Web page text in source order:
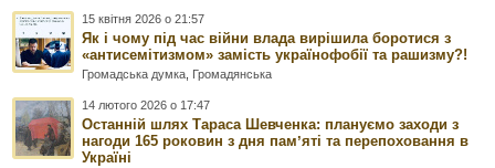
15 квітня 2026 о 21:57
Як і чому під час війни влада вирішила боротися з
«антисемітизмом» замість українофобії та рашизму?!
Громадська думка Громадянська
14 лютого 2026 о 17:47
Останній шлях Тараса Шевченка: плануємо заходи з
нагоди 165 роковин з дня памʼяті та перепоховання в
Україні